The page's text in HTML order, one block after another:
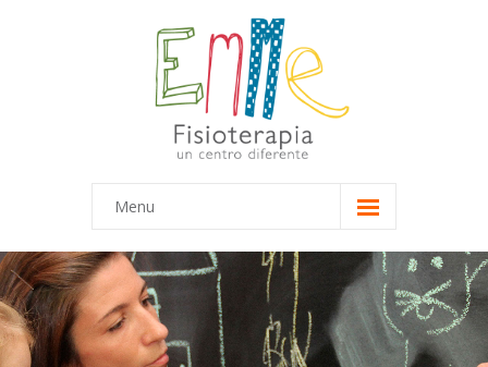
Menu
Inicio
Equipo
-- Marta